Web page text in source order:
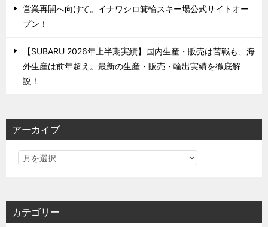
営業再開へ向けて。イナワシロ箕輪スキー場公式サイトオー
プン！
【SUBARU 2026年上半期実績】国内生産・販売は苦戦も、海
外生産は前年超え。最新の生産・販売・輸出実績を徹底解
説！
アーカイブ
カテゴリー